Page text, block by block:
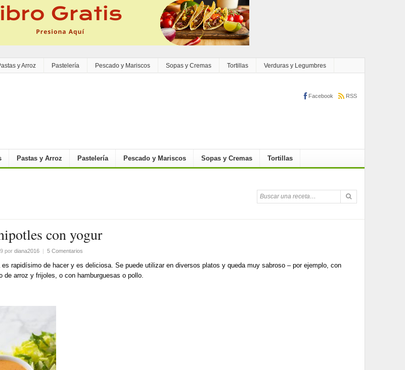
y Arroz Pastelería Pescado y Mariscos Sopas y Cremas Tortillas Verduras y Legumbres
Facebook RSS
Pastas y Arroz Pastelería Pescado y Mariscos Sopas y Cremas Tortillas
con yogur
por diana2016 | 5 Comentarios
rapidísimo de hacer y es deliciosa. Se puede utilizar en diversos platos y queda muy sabroso – por ejemplo, con
de arroz y frijoles, o con hamburguesas o pollo.